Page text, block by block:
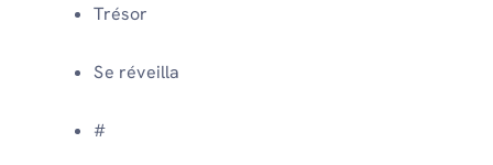
Trésor
Se réveilla
#